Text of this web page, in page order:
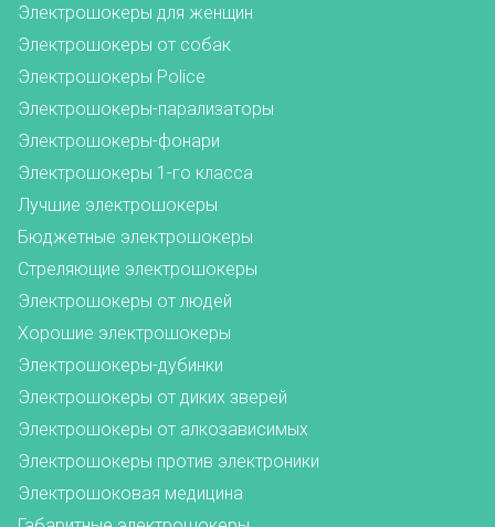
Электрошокеры для женщин
Электрошокеры от собак
Электрошокеры Police
Электрошокеры-парализаторы
Электрошокеры-фонари
Электрошокеры 1-го класса
Лучшие электрошокеры
Бюджетные электрошокеры
Стреляющие электрошокеры
Электрошокеры от людей
Хорошие электрошокеры
Электрошокеры-дубинки
Электрошокеры от диких зверей
Электрошокеры от алкозависимых
Электрошокеры против электроники
Электрошоковая медицина